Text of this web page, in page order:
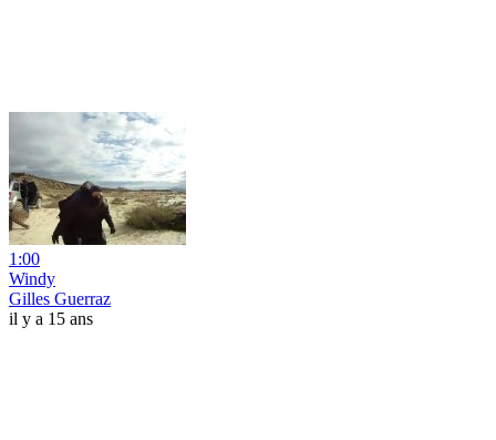
1:00
Windy
Gilles Guerraz
il y a 15 ans